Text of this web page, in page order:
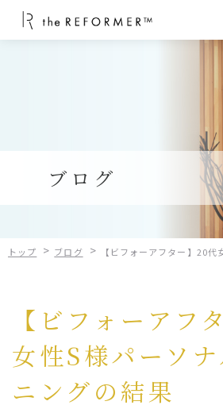
レッ
料金システム
解決
よくあるご質問
トライアル体験予
ブログ
トップ > ブログ > 【ビフォーアフター】20
【ビフォーアフ
女性S様パーソ
ニングの結果